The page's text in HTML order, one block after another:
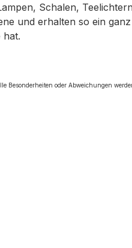
Schalen,
und erhalten so ein
hat.
oder Abweichungen